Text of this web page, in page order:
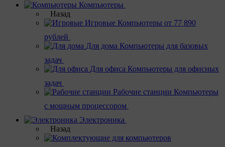
Компьютеры
Назад
Игровые Компьютеры от 77 890
рублей
Для дома Компьютеры для базовых
задач
Для офиса Компьютеры для офисных
задач
Рабочие станции Компьютеры
с мощным процессором
Электроника
Назад